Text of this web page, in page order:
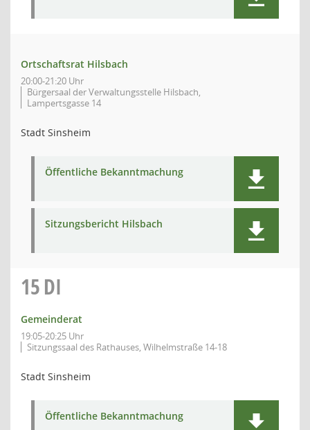
Ortschaftsrat Hilsbach
20:00-21:20 Uhr
Bürgersaal der Verwaltungsstelle Hilsbach,
Lampertsgasse 14
Stadt Sinsheim
Öffentliche Bekanntmachung
Sitzungsbericht Hilsbach
15DI
Gemeinderat
19:05-20:25 Uhr
Sitzungssaal des Rathauses, Wilhelmstraße 14-18
Stadt Sinsheim
Öffentliche Bekanntmachung